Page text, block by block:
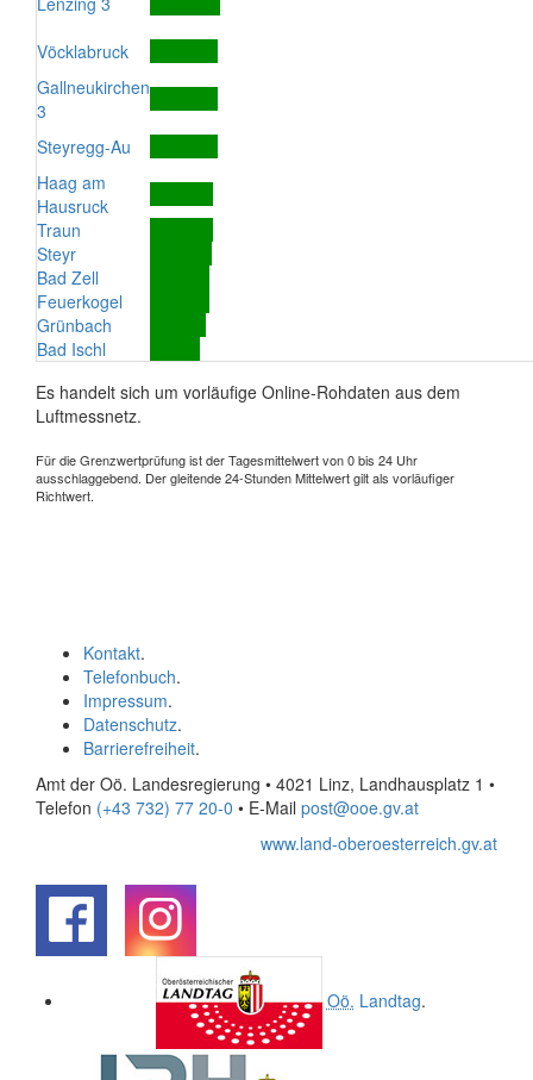
Vöcklabruck
Gallneukirchen
3
Steyregg-Au
Haag am
Hausruck
Traun
Steyr
Bad Zell
Feuerkogel
Grünbach
Bad Ischl
Es handelt sich um vorläufige Online-Rohdaten aus dem
Luftmessnetz.
Für die Grenzwertprüfung ist der Tagesmittelwert von 0 bis 24 Uhr
ausschlaggebend. Der gleitende 24-Stunden Mittelwert gilt als vorläufiger
Richtwert.
Kontakt.
Telefonbuch.
Impressum.
Datenschutz.
Barrierefreiheit.
Amt der Oö. Landesregierung • 4021 Linz, Landhausplatz 1 •
Telefon (+43 732) 77 20-0 • E-Mail post@ooe.gv.at
www.land-oberoesterreich.gv.at
Oö. Landtag.